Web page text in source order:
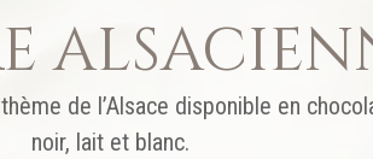
de l’Alsace disponible en
noir, lait et blanc.